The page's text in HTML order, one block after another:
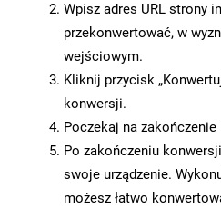
Wpisz adres URL strony
przekonwertować, w
wejściowym.
Kliknij przycisk
konwersji.
Poczekaj na
Po zakończeniu
swoje urządzenie.
możesz łatwo